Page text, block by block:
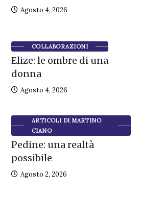
Agosto 4, 2026
COLLABORAZIONI
Elize: le ombre di una
donna
Agosto 4, 2026
ARTICOLI DI MARTINO
CIANO
Pedine: una realtà
possibile
Agosto 2, 2026